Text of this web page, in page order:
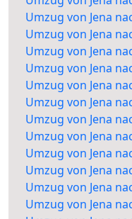
Umzug von Jena
Umzug von Jena
Umzug von Jena
Umzug von Jena
Umzug von Jena
Umzug von Jena
Umzug von Jena
Umzug von Jena
Umzug von Jena
Umzug von Jena
Umzug von Jena
Umzug von Jena